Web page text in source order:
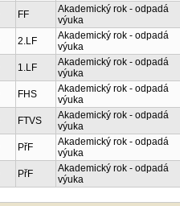
FF
Akademický rok - odpadá
výuka
2.LF
Akademický rok - odpadá
výuka
1.LF
Akademický rok - odpadá
výuka
FHS
Akademický rok - odpadá
výuka
FTVS
Akademický rok - odpadá
výuka
PřF
Akademický rok - odpadá
výuka
PřF
Akademický rok - odpadá
výuka